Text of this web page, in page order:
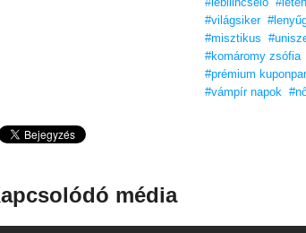
#világsiker
#misztikus
#komáromy zsófia
#prémium
#vámpír napok
média